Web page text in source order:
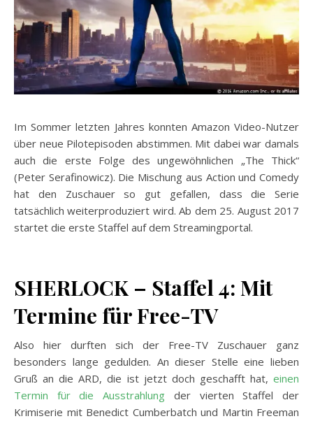
Im Sommer letzten Jahres konnten Amazon Video-Nutzer
über neue Pilotepisoden abstimmen. Mit dabei war damals
auch die erste Folge des ungewöhnlichen „The Thick“
(Peter Serafinowicz). Die Mischung aus Action und Comedy
hat den Zuschauer so gut gefallen, dass die Serie
tatsächlich weiterproduziert wird. Ab dem 25. August 2017
startet die erste Staffel auf dem Streamingportal.
SHERLOCK – Staffel 4: Mit
Termine für Free-TV
Also hier durften sich der Free-TV Zuschauer ganz
besonders lange gedulden. An dieser Stelle eine lieben
Gruß an die ARD, die ist jetzt doch geschafft hat, einen
Termin für die Ausstrahlung der vierten Staffel der
Krimiserie mit Benedict Cumberbatch und Martin Freeman